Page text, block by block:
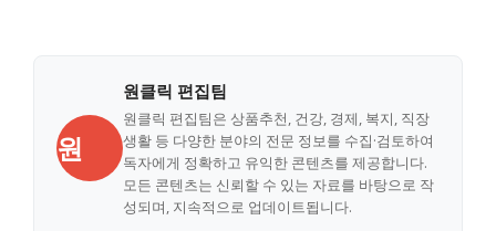
원
원클릭 편집팀
원클릭 편집팀은 상품추천, 건강, 경제, 복지, 직장
생활 등 다양한 분야의 전문 정보를 수집·검토하여
독자에게 정확하고 유익한 콘텐츠를 제공합니다.
모든 콘텐츠는 신뢰할 수 있는 자료를 바탕으로 작
성되며, 지속적으로 업데이트됩니다.